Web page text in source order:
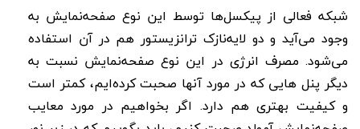
شبکه فعالی از پیکسل‌ها توسط این نوع صفحه‌نمایش به
وجود می‌آید و دو لایه‌نازک ترانزیستور هم در آن استفاده
می‌شود. مصرف انرژی در این نوع صفحه‌نمایش نسبت به
دیگر پنل هایی که در مورد آنها صحبت کرده‌ایم، کمتر است
و کیفیت بهتری هم دارد. اگر بخواهیم در مورد معایب